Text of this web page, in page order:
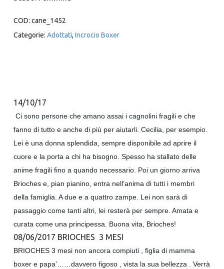
COD: cane_1452
Categorie: Adottati, Incrocio Boxer
14/10/17
Ci sono persone che amano assai i cagnolini fragili e che
fanno di tutto e anche di più per aiutarli. Cecilia, per esempio.
Lei è una donna splendida, sempre disponibile ad aprire il
cuore e la porta a chi ha bisogno. Spesso ha stallato delle
anime fragili fino a quando necessario. Poi un giorno arriva
Brioches e, pian pianino, entra nell’anima di tutti i membri
della famiglia. A due e a quattro zampe. Lei non sarà di
passaggio come tanti altri, lei resterà per sempre. Amata e
curata come una principessa. Buona vita, Brioches!
08/06/2017 BRIOCHES 3 MESI
BRIOCHES 3 mesi non ancora compiuti , figlia di mamma
boxer e papa’……davvero figoso , vista la sua bellezza . Verrà